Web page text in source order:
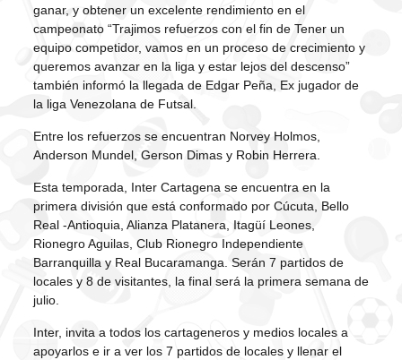
ganar, y obtener un excelente rendimiento en el
campeonato “Trajimos refuerzos con el fin de Tener un
equipo competidor, vamos en un proceso de crecimiento y
queremos avanzar en la liga y estar lejos del descenso”
también informó la llegada de Edgar Peña, Ex jugador de
la liga Venezolana de Futsal.
Entre los refuerzos se encuentran Norvey Holmos,
Anderson Mundel, Gerson Dimas y Robin Herrera.
Esta temporada, Inter Cartagena se encuentra en la
primera división que está conformado por Cúcuta, Bello
Real -Antioquia, Alianza Platanera, Itagüí Leones,
Rionegro Aguilas, Club Rionegro Independiente
Barranquilla y Real Bucaramanga. Serán 7 partidos de
locales y 8 de visitantes, la final será la primera semana de
julio.
Inter, invita a todos los cartageneros y medios locales a
apoyarlos e ir a ver los 7 partidos de locales y llenar el